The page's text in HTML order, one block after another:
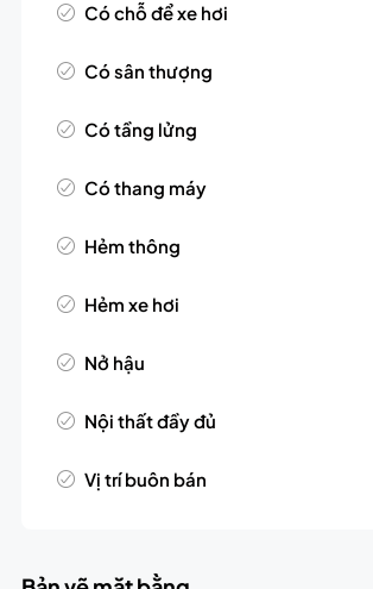
Có chỗ để xe hơi
Có sân thượng
Có tầng lửng
Có thang máy
Hẻm thông
Hẻm xe hơi
Nở hậu
Nội thất đầy đủ
Vị trí buôn bán